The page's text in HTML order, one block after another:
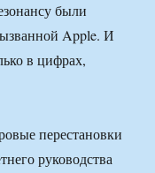
были
Apple. И
в цифрах,
перестановки
руководства